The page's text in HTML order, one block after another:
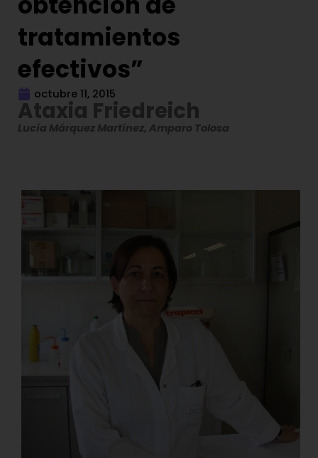
tratamientos
efectivos”
octubre 11, 2015
Ataxia Friedreich
Lucía Márquez Martínez, Amparo Tolosa